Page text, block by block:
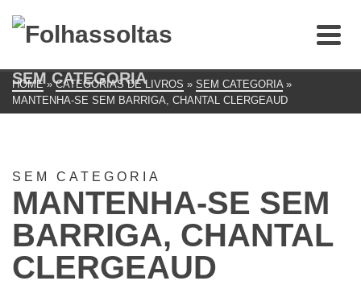
SEM CATEGORIA
HOME » CATEGORIAS DE LIVROS » SEM CATEGORIA »
MANTENHA-SE SEM BARRIGA, CHANTAL CLERGEAUD
SEM CATEGORIA
MANTENHA-SE SEM
BARRIGA, CHANTAL
CLERGEAUD